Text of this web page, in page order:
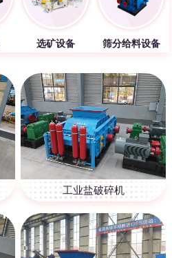
选矿设备 筛分给料设备
工业盐破碎机